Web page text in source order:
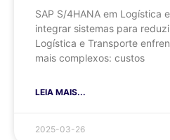
SAP S/4HANA em Logística
integrar sistemas para
Logística e Transporte
mais complexos: custos
LEIA MAIS...
2025-03-26